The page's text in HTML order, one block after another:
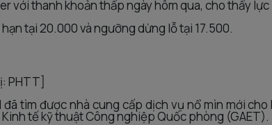
với thanh khoản thấp ngày hôm qua, cho thấy
tại 20.000 và ngưỡng dừng lỗ tại 17.500.
PHTT]
đã tìm được nhà cung cấp dịch vụ nổ mìn mới
tế kỹ thuật Công nghiệp Quốc phòng (GAET).